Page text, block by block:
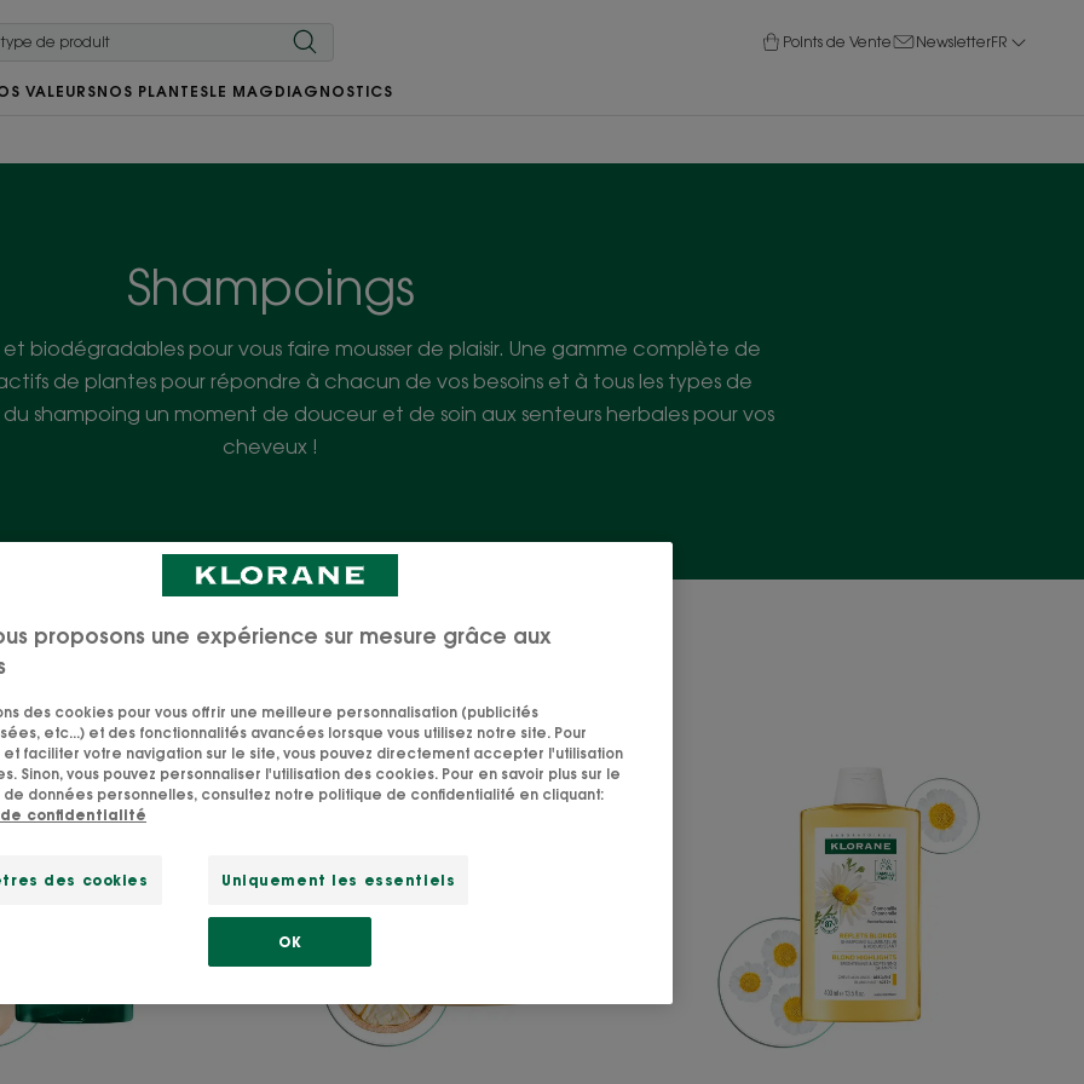
Points de Vente NewsletterFR
VALEURSNOS PLANTESLE MAG DIAGNOSTICS
Shampoings
et biodégradables pour vous faire mousser de plaisir. Une gamme complète de
de plantes pour répondre à chacun de vos besoins et à tous les types de
shampoing un moment de douceur et de soin aux senteurs herbales pour vos
cheveux !
ANTIPELLICULAIRE
Shampoing
Traitant
et
RÉPARATION
Cica-
Shampoing régénérant
BLONDS
Shampoing
illuminateur
et
adoucissant
proposons une expérience sur mesure grâce aux
des cookies pour vous offrir une meilleure personnalisation (publicités
etc...) et des fonctionnalités avancées lorsque vous utilisez notre site. Pour
et faciliter votre navigation sur le site, vous pouvez directement accepter l'utilisation
Sinon, vous pouvez personnaliser l'utilisation des cookies. Pour en savoir plus sur le
données personnelles, consultez notre politique de confidentialité en cliquant:
confidentialité
des cookies Uniquement les essentiels
OK